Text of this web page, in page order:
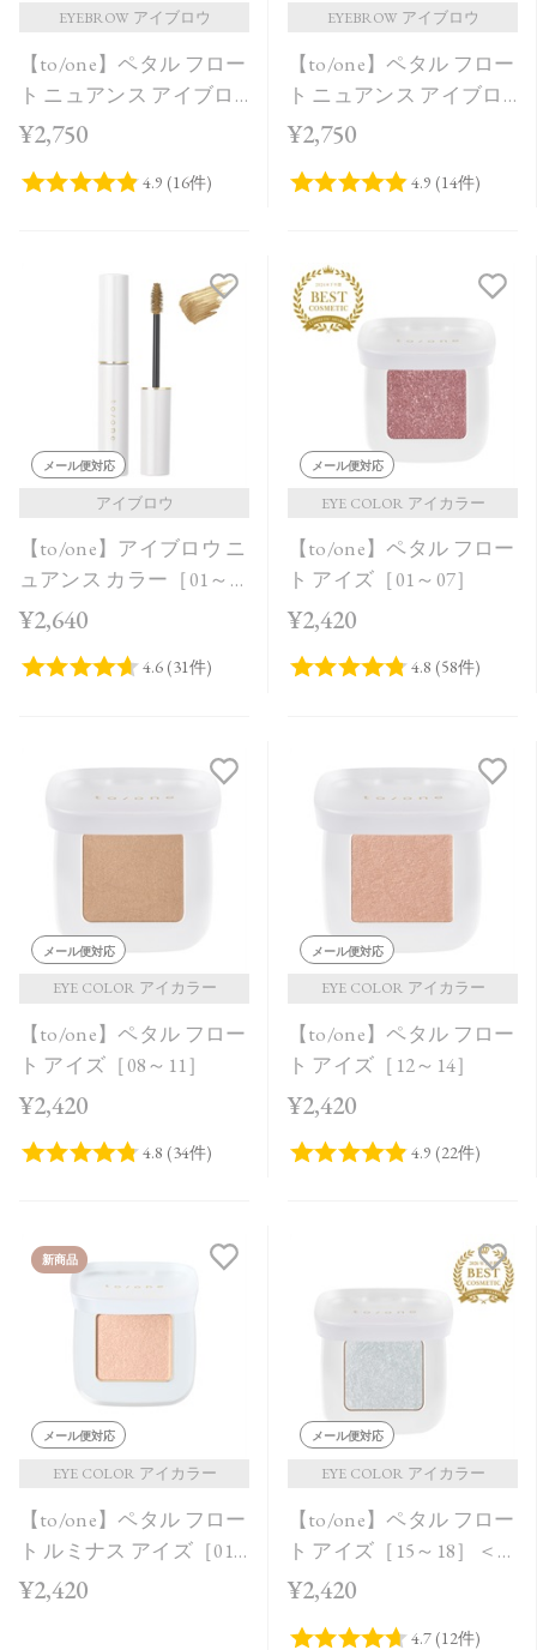
EYEBROW アイブロウ
【to/one】ペタル フロー
ト ニュアンス アイブロ
ウ［01,02］
¥2,750
EYEBROW アイブロウ
【to/one】ペタル フロー
ト ニュアンス アイブロ
ウ［03,04］
¥2,750
メール便対応
アイブロウ
【to/one】アイブロウ ニ
ュアンス カラー［01～
03］
¥2,640
メール便対応
EYE COLOR アイカラー
【to/one】ペタル フロー
ト アイズ［01～07］
¥2,420
メール便対応
EYE COLOR アイカラー
【to/one】ペタル フロー
ト アイズ［08～11］
¥2,420
メール便対応
EYE COLOR アイカラー
【to/one】ペタル フロー
ト アイズ［12～14］
¥2,420
新商品
メール便対応
EYE COLOR アイカラー
【to/one】ペタル フロー
ト ルミナス アイズ［01
～04］＜2026 AW
¥2,420
メール便対応
EYE COLOR アイカラー
【to/one】ペタル フロー
ト アイズ［15～18］＜
2026 SS Collection＞
¥2,420